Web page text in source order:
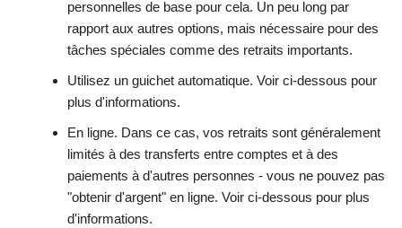
personnelles de base pour cela. Un peu long par
rapport aux autres options, mais nécessaire pour des
tâches spéciales comme des retraits importants.
Utilisez un guichet automatique. Voir ci-dessous pour
plus d'informations.
En ligne. Dans ce cas, vos retraits sont généralement
limités à des transferts entre comptes et à des
paiements à d'autres personnes - vous ne pouvez pas
"obtenir d'argent" en ligne. Voir ci-dessous pour plus
d'informations.